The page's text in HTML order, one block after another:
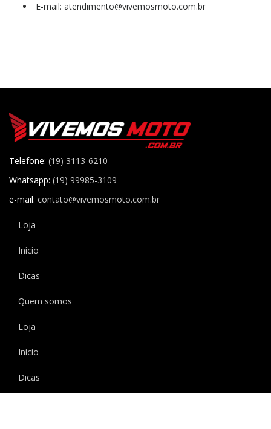
E-mail: atendimento@vivemosmoto.com.br
Telefone: (19) 3113-6210
Whatsapp: (19) 99985-3109
e-mail: contato@vivemosmoto.com.br
Loja
Início
Dicas
Quem somos
Loja
Início
Dicas